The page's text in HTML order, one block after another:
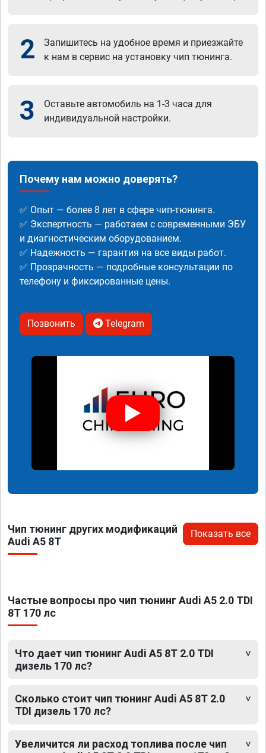
2
Запишитесь на удобное время и приезжайте
к нам в сервис на установку чип тюнинга.
3
Оставьте автомобиль на 1-3 часа для
индивидуальной настройки.
Почему нам можно доверять?
✅ Опыт — более 8 лет в сфере чип-тюнинга.
✅ Экспертность — работаем с современными ЭБУ
и диагностическим оборудованием.
✅ Надежность — гарантия на все виды работ.
✅ Прозрачность — подробные консультации по
телефону и фиксированные цены.
Позвонить Telegram
Чип тюнинг других модификаций
Audi A5 8T
Показать все
Частые вопросы про чип тюнинг Audi A5 2.0 TDI
8T 170 лс
Что дает чип тюнинг Audi A5 8T 2.0 TDI
дизель 170 лс?
Сколько стоит чип тюнинг Audi A5 8T 2.0
TDI дизель 170 лс?
Увеличится ли расход топлива после чип